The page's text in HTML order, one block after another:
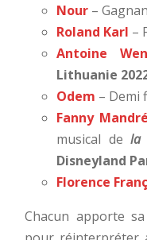
Nour –
Roland Karl –
Antoine
Lithuanie
Odem – Demi
Fanny
musical dela
Disneyland
Florence
Chacun apporte